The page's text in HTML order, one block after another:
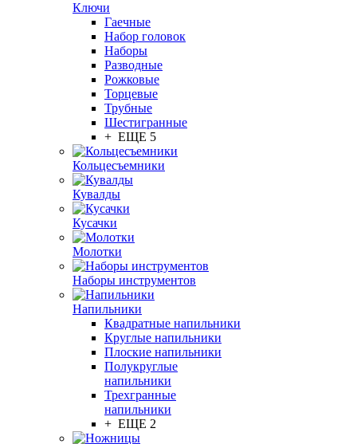
Ключи
Гаечные
Набор головок
Наборы
Разводные
Рожковые
Торцевые
Трубные
Шестигранные
+ ЕЩЕ 5
Кольцесъемники
Кувалды
Кусачки
Молотки
Наборы инструментов
Напильники
Квадратные напильники
Круглые напильники
Плоские напильники
Полукруглые
напильники
Трехгранные
напильники
+ ЕЩЕ 2